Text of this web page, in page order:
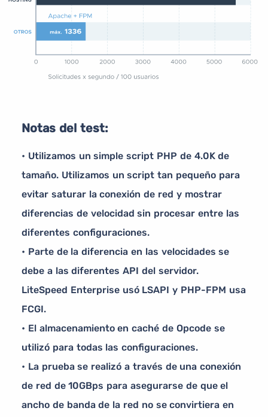
Notas del test:
• Utilizamos un simple script PHP de 4.0K de
tamaño. Utilizamos un script tan pequeño para
evitar saturar la conexión de red y mostrar
diferencias de velocidad sin procesar entre las
diferentes configuraciones.
• Parte de la diferencia en las velocidades se
debe a las diferentes API del servidor.
LiteSpeed Enterprise usó LSAPI y PHP-FPM usa
FCGI.
• El almacenamiento en caché de Opcode se
utilizó para todas las configuraciones.
• La prueba se realizó a través de una conexión
de red de 10GBps para asegurarse de que el
ancho de banda de la red no se convirtiera en